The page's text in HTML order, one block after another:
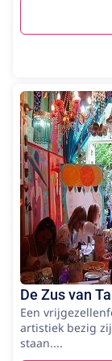
De Zus van
Een
artistiek bezig
staan....